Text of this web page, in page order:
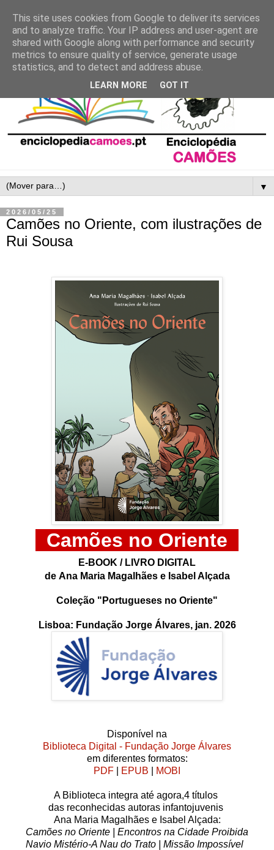
▼
2026/05/25
Camões no Oriente, com ilustrações de
Rui Sousa
Camões no Oriente
E-BOOK / LIVRO DIGITAL
de Ana Maria Magalhães e Isabel Alçada
Coleção "Portugueses no Oriente"
Lisboa: Fundação Jorge Álvares, jan. 2026
Disponível na
Biblioteca Digital - Fundação Jorge Álvares
em diferentes formatos:
PDF
EPUB MOBI
A Biblioteca integra até agora,4 títulos
das reconhecidas autoras infantojuvenis
Ana Maria Magalhães e Isabel Alçada:
Camões no Oriente | Encontros na Cidade Proibida
Navio Mistério-A Nau do Trato | Missão Impossível
This site uses cookies from Google to deliver its services
and to analyze traffic. Your IP address and user-agent are
shared with Google along with performance and security
metrics to ensure quality of service, generate usage
statistics, and to detect and address abuse.
LEARN MORE GOT IT